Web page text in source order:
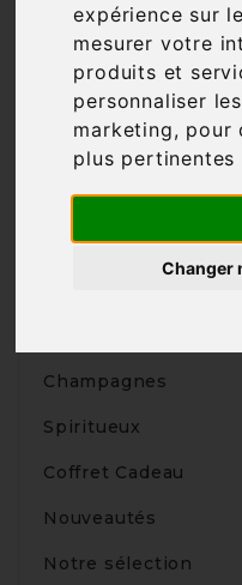
expérience sur
mesurer votre
produits et
personnaliser
marketing, pour
plus pertinentes
Changer
Nous nous
occasionnée
Recherchez à
Champagnes
Spiritueux
Coffret Cadeau
Nouveautés
Notre sélection